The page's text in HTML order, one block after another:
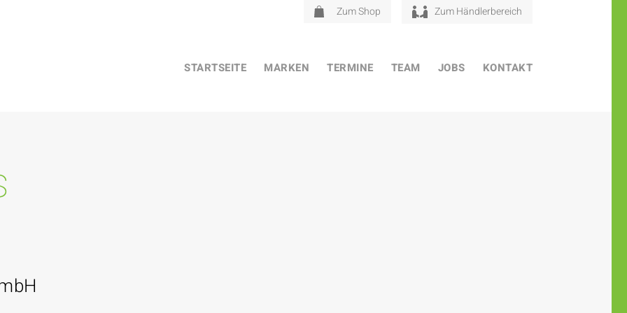
Zum Shop Zum Händlerbereich
STARTSEITE MARKEN TERMINE TEAM JOBS KONTAKT